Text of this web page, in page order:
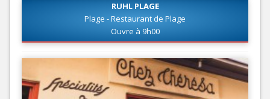
RUHL PLAGE
Plage - Restaurant de Plage
Ouvre à 9h00